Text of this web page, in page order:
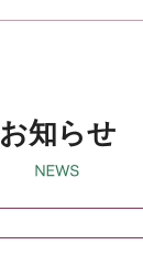
お知らせ